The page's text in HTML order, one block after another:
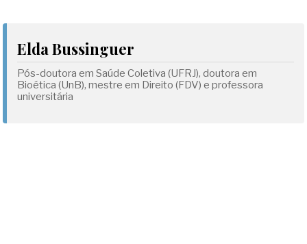
Elda Bussinguer
Pós-doutora em Saúde Coletiva (UFRJ), doutora em
Bioética (UnB), mestre em Direito (FDV) e professora
universitária